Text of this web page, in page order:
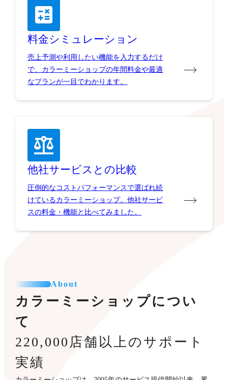
料金シミュレーション
売上予測や利用したい機能を入力するだけ
で、カラーミーショップの年間料金や最適
なプランが一目でわかります。
他社サービスとの比較
圧倒的なコストパフォーマンスで選ばれ続
けているカラーミーショップ。他社サービ
スの料金・機能と比べてみました。
About
カラーミーショップについ
て
220,000店舗以上のサポート
実績